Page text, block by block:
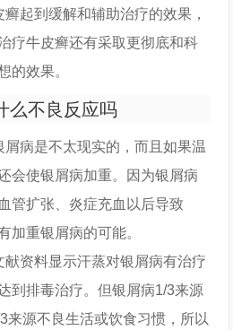
起到缓解和辅助治疗的效果，
疗牛皮癣还有采取更彻底和科
的效果。
么不良反应吗
病是不太现实的，而且如果温
会使银屑病加重。因为银屑病
管扩张、炎症充血以后导致
加重银屑病的可能。
资料显示汗蒸对银屑病有治疗
到排毒治疗。但银屑病1/3来源
来源不良生活或饮食习惯，所以